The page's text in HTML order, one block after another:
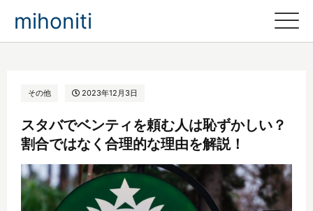
mihoniti
その他 2023年12月3日
スタバでベンティを頼む人は恥ずかしい？
割合ではなく合理的な理由を解説！